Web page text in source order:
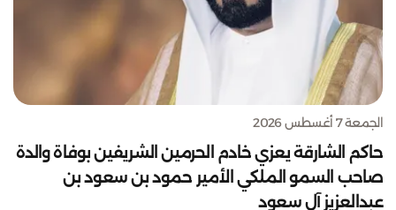
الجمعة 7 أغسطس 2026
حاكم الشارقة يعزي خادم الحرمين الشريفين بوفاة والدة
صاحب السمو الملكي الأمير حمود بن سعود بن
عبدالعزيز آل سعود